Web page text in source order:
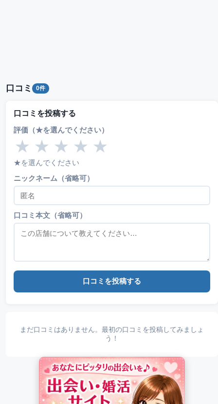
口コミ 0件
口コミを投稿する
評価（★を選んでください）
★ ★ ★ ★ ★
★を選んでください
ニックネーム（省略可）
口コミ本文（省略可）
口コミを投稿する
まだ口コミはありません。最初の口コミを投稿してみましょ
う！